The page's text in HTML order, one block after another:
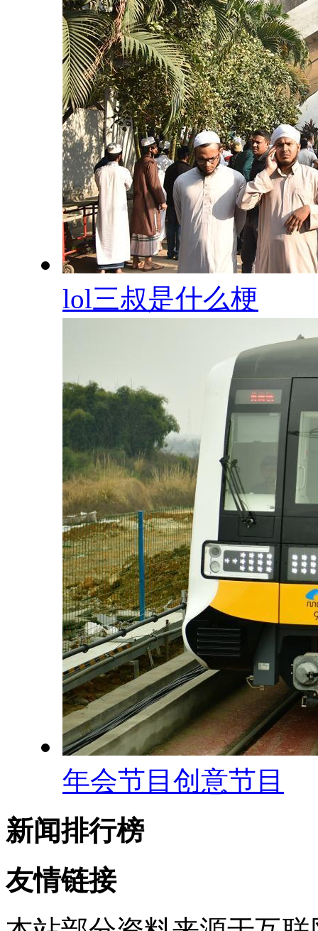
lol三叔是什么梗
年会节目创意节目
新闻排行榜
友情链接